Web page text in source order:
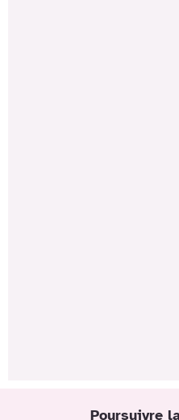
Poursuivre